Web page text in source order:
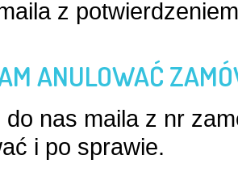
z
ANULOWAĆ
do nas maila z nr
i po sprawie.